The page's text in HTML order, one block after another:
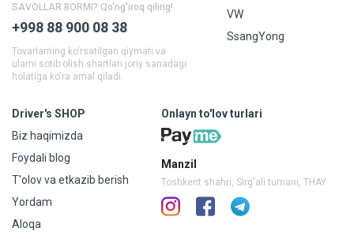
SAVOLLAR BORMI? Qo'ng'iroq qiling!
+998 88 900 08 38
Tovarlarning ko'rsatilgan qiymati va
ularni sotib olish shartlari joriy sanadagi
holatiga ko'ra amal qiladi.
VW
SsangYong
Driver's SHOP
Biz haqimizda
Foydali blog
T'olov va etkazib berish
Yordam
Aloqa
Onlayn to'lov turlari
Manzil
Toshkent shahri, Sirg'ali tumani, THAY